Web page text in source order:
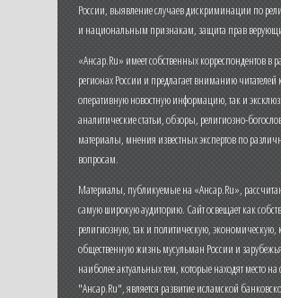
России, выявление случаев дискриминации по
и национальным признакам, защита прав
«Ансар.Ru» имеет собственных корреспондентов в
регионах России и предлагает вниманию читателей
оперативную новостную информацию, так и
аналитические статьи, обзоры, религиозно-
материалы, мнения известных экспертов по
вопросам.
Материалы, публикуемые на «Ансар.Ru»,
самую широкую аудиторию. Сайт освещает как
религиозную, так и политическую, экономическую,
общественную жизнь мусульман России и
наиболее актуальных тем, которые находят место на
"Ансар.Ru", является развитие исламской